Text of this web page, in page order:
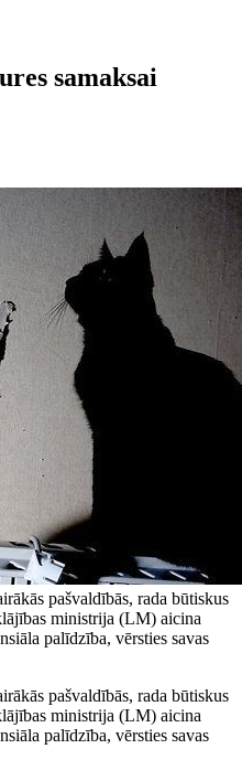
samaksai
pašvaldībās, rada būtiskus
ministrija (LM) aicina
palīdzība, vērsties savas
pašvaldībās, rada būtiskus
ministrija (LM) aicina
palīdzība, vērsties savas